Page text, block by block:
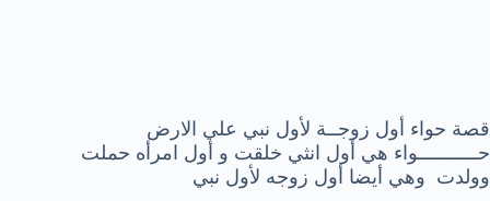
قصة حواء أول زوجــة لأول نبي علي الارض
حـــــــــــواء هي أول انثي خلقت و أول امرأه حملت
وولدت وهي أيضا أول زوجه لأول نبي